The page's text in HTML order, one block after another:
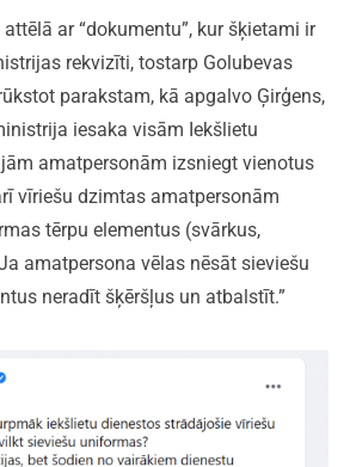
ar “dokumentu”, kur šķietami ir
rekvizīti, tostarp Golubevas
parakstam, kā apgalvo Ģirģens,
iesaka visām Iekšlietu
amatpersonām izsniegt vienotus
vīriešu dzimtas amatpersonām
tērpu elementus (svārkus,
amatpersona vēlas nēsāt sieviešu
neradīt šķēršļus un atbalstīt.”